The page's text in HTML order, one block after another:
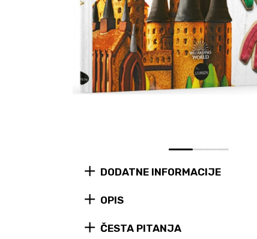
0 1 2 3
DODATNE INFORMACIJE
OPIS
ČESTA PITANJA